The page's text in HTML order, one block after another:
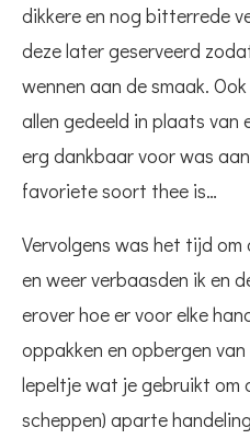
dikkere en nog bitterrede
deze later geserveerd
wennen aan de smaak.
allen gedeeld in plaats van
erg dankbaar voor was
favoriete soort thee is…
Vervolgens was het tijd
en weer verbaasden ik en
erover hoe er voor elke
oppakken en opbergen van
lepeltje wat je gebruikt om
scheppen) aparte